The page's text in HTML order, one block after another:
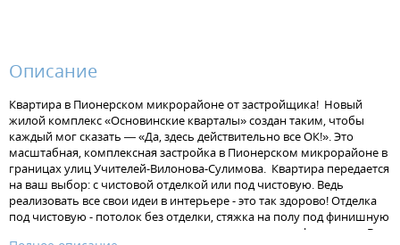
Описание
Квартира в Пионерском микрорайоне от застройщика! Новый
жилой комплекс «Основинские кварталы» создан таким, чтобы
каждый мог сказать — «Да, здесь действительно все ОК!». Это
масштабная, комплексная застройка в Пионерском микрорайоне в
границах улиц Учителей-Вилонова-Сулимова. Квартира передается
на ваш выбор: с чистовой отделкой или под чистовую. Ведь
реализовать все свои идеи в интерьере - это так здорово! Отделка
под чистовую - потолок без отделки, стяжка на полу под финишную
отделку, штукатурка на стенах, установлена электрофурнитура. В